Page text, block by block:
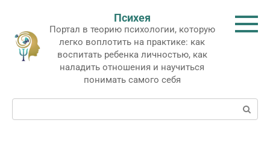
контенту
Психея
Портал в теорию психологии, которую
легко воплотить на практике: как
воспитать ребенка личностью, как
наладить отношения и научиться
понимать самого себя
Поиск: